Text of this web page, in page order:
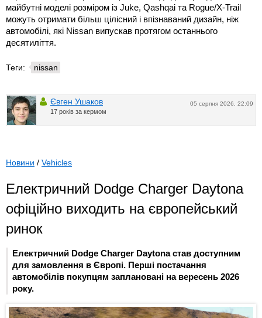
майбутні моделі розміром із Juke, Qashqai та Rogue/X-Trail
можуть отримати більш цілісний і впізнаваний дизайн, ніж
автомобілі, які Nissan випускав протягом останнього
десятиліття.
Теги: nissan
05 серпня 2026, 22:09
Євген Ушаков
17 років за кермом
Новини / Vehicles
Електричний Dodge Charger Daytona
офіційно виходить на європейський
ринок
Електричний Dodge Charger Daytona став доступним
для замовлення в Європі. Перші постачання
автомобілів покупцям заплановані на вересень 2026
року.